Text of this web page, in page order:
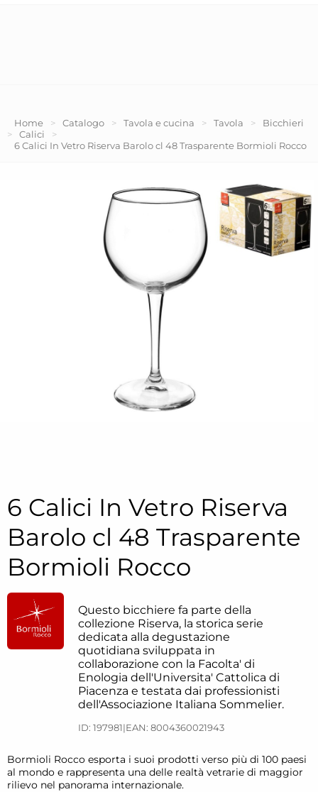
Home > Catalogo > Tavola e cucina > Tavola >
Bicchieri
>
Calici
>
6 Calici In Vetro Riserva Barolo cl 48 Trasparente Bormioli Rocco
6 Calici In Vetro Riserva
Barolo cl 48 Trasparente
Bormioli Rocco
Questo bicchiere fa parte della
collezione Riserva, la storica serie
dedicata alla degustazione
quotidiana sviluppata in
collaborazione con la Facolta' di
Enologia dell'Universita' Cattolica di
Piacenza e testata dai professionisti
dell'Associazione Italiana Sommelier.
ID: 197981|EAN: 8004360021943
Bormioli Rocco esporta i suoi prodotti verso più di 100 paesi
al mondo e rappresenta una delle realtà vetrarie di maggior
rilievo nel panorama internazionale.